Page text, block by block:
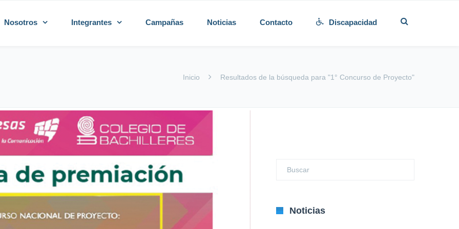
Nosotros Integrantes Campañas Noticias Contacto Discapacidad
Inicio Resultados de la búsqueda para "1° Concurso de Proyecto"
Noticias